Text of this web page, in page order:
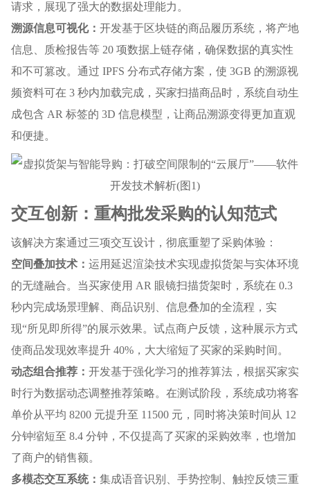
请求，展现了强大的数据处理能力。
溯源信息可视化： 开发基于区块链的商品履历系统，将产地
信息、质检报告等 20 项数据上链存储，确保数据的真实性
和不可篡改。通过 IPFS 分布式存储方案，使 3GB 的溯源视
频资料可在 3 秒内加载完成，买家扫描商品时，系统自动生
成包含 AR 标签的 3D 信息模型，让商品溯源变得更加直观
和便捷。
交互创新：重构批发采购的认知范式
该解决方案通过三项交互设计，彻底重塑了采购体验：
空间叠加技术： 运用延迟渲染技术实现虚拟货架与实体环境
的无缝融合。当买家使用 AR 眼镜扫描货架时，系统在 0.3
秒内完成场景理解、商品识别、信息叠加的全流程，实
现“所见即所得”的展示效果。试点商户反馈，这种展示方式
使商品发现效率提升 40%，大大缩短了买家的采购时间。
动态组合推荐： 开发基于强化学习的推荐算法，根据买家实
时行为数据动态调整推荐策略。在测试阶段，系统成功将客
单价从平均 8200 元提升至 11500 元，同时将决策时间从 12
分钟缩短至 8.4 分钟，不仅提高了买家的采购效率，也增加
了商户的销售额。
多模态交互系统： 集成语音识别、手势控制、触控反馈三重